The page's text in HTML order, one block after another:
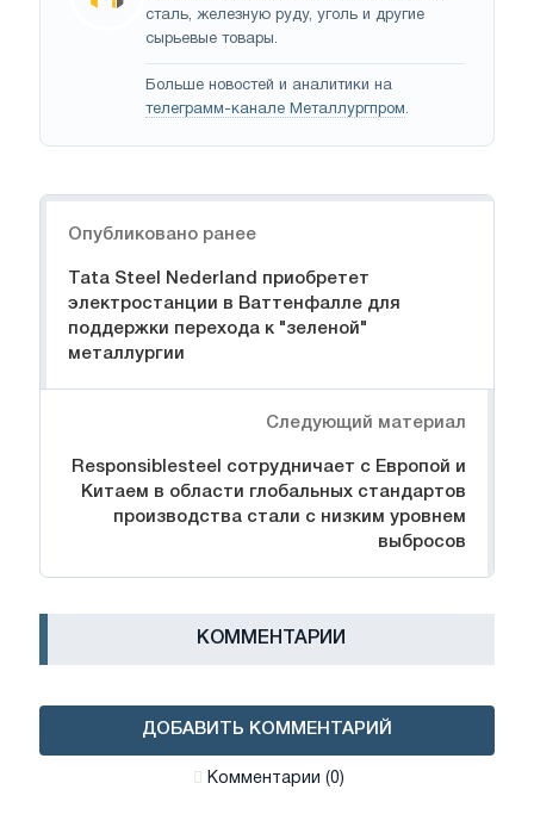
сталь, железную руду, уголь и другие
сырьевые товары.
Больше новостей и аналитики на
телеграмм-канале Металлургпром.
Опубликовано ранее
Tata Steel Nederland приобретет
электростанции в Ваттенфалле для
поддержки перехода к "зеленой"
металлургии
Следующий материал
Responsiblesteel сотрудничает с Европой и
Китаем в области глобальных стандартов
производства стали с низким уровнем
выбросов
КОММЕНТАРИИ
ДОБАВИТЬ КОММЕНТАРИЙ
Комментарии (0)